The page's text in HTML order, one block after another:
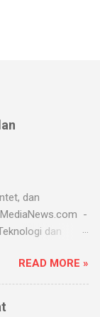
dan
-
dan
dan berkembang
Besar Bahasa
sihir, menyihir.
READ MORE »